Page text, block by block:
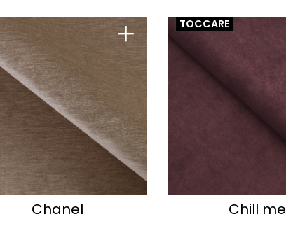
+
Chanel
TOCCARE
Chill me